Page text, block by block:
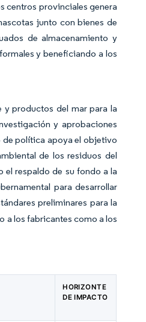
centros provinciales genera
junto con bienes de
de almacenamiento y
y beneficiando a los
y productos del mar para la
y aprobaciones
de política apoya el objetivo
de los residuos del
el respaldo de su fondo a la
para desarrollar
preliminares para la
a los fabricantes como a los
HORIZONTE
DE IMPACTO